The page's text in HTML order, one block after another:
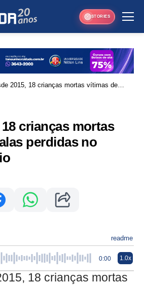
STORIES
2015, 18 crianças mortas vítimas de
18 crianças mortas
perdidas no
readme
0:00 1.0x
18 crianças mortas